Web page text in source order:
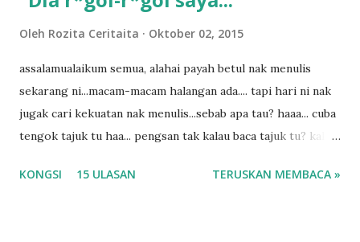
a
Oleh Rozita Ceritaita Oktober 02, 2015
assalamualaikum semua, alahai payah betul nak menulis
sekarang ni...macam-macam halangan ada.... tapi hari ni nak
jugak cari kekuatan nak menulis...sebab apa tau? haaa... cuba
tengok tajuk tu haa... pengsan tak kalau baca tajuk tu? kalau
tau? yang sebut tu anak aku....diulangi ANAK AKU ....adoiiii
KONGSI 15 ULASAN TERUSKAN MEMBACA »